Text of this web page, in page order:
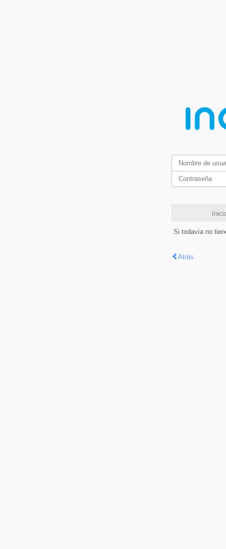
Si todavía no
Atrás